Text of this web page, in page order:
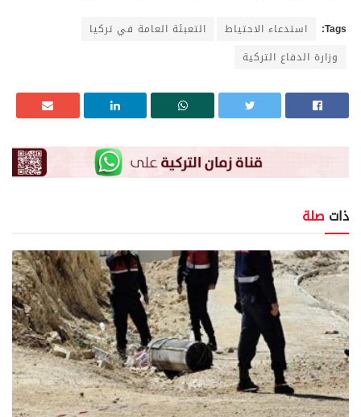
Tags: استدعاء الاحتياط
التعبئة العامة في تركيا
وزارة الدفاع التركية
ذات صلة